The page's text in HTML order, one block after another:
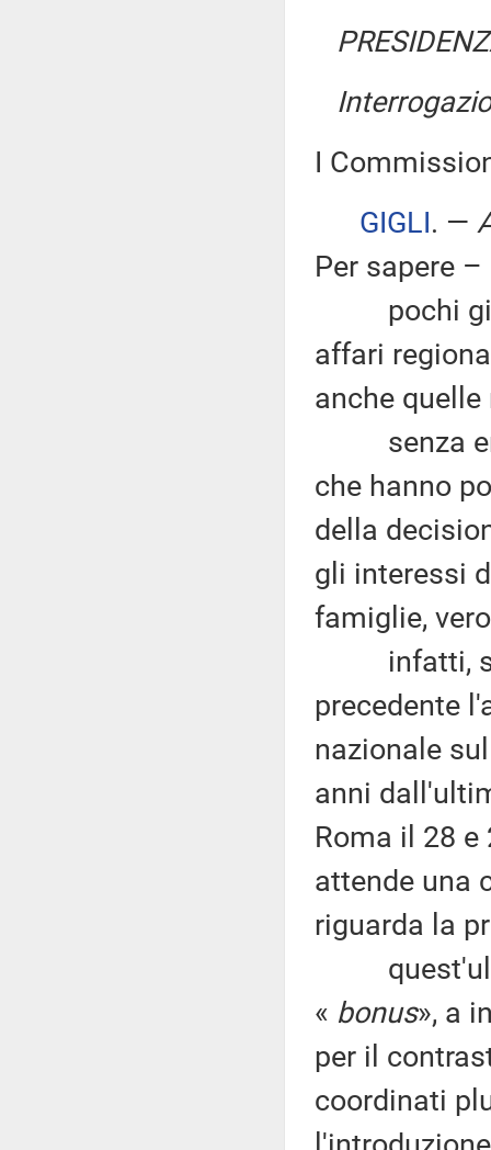
I
GIGLI. —
Per sapere
pochi
affari
anche
senza
che hanno
della
gli interessi
famiglie,
infatti, si
precedente
nazionale
anni
Roma il 28
attende una
riguarda la
« bonus», a
per il
coordinati